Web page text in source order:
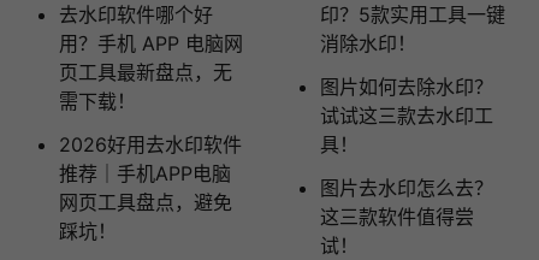
去水印软件哪个好
用？手机 APP 电脑网
页工具最新盘点，无
需下载！
2026好用去水印软件
推荐｜手机APP电脑
网页工具盘点，避免
踩坑！
印？5款实用工具一键
消除水印！
图片如何去除水印？
试试这三款去水印工
具！
图片去水印怎么去？
这三款软件值得尝
试！